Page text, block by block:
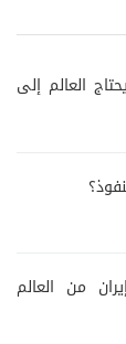
العالم إلى
من العالم